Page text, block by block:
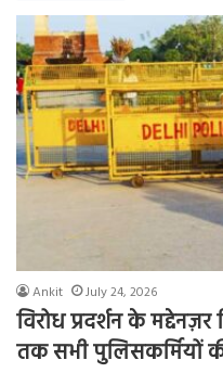
Ankit July 24, 2026
विरोध प्रदर्शन के
तक सभी पुलिसकर्मियों